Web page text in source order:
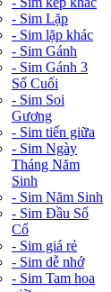
- Sim Lặp
- Sim lặp khác
- Sim Gánh
- Sim Gánh 3
Số Cuối
- Sim Soi
Gương
- Sim tiến giữa
- Sim Ngày
Tháng Năm
Sinh
- Sim Năm Sinh
- Sim Đầu Số
Cổ
- Sim giá rẻ
- Sim dễ nhớ
- Sim Tam hoa